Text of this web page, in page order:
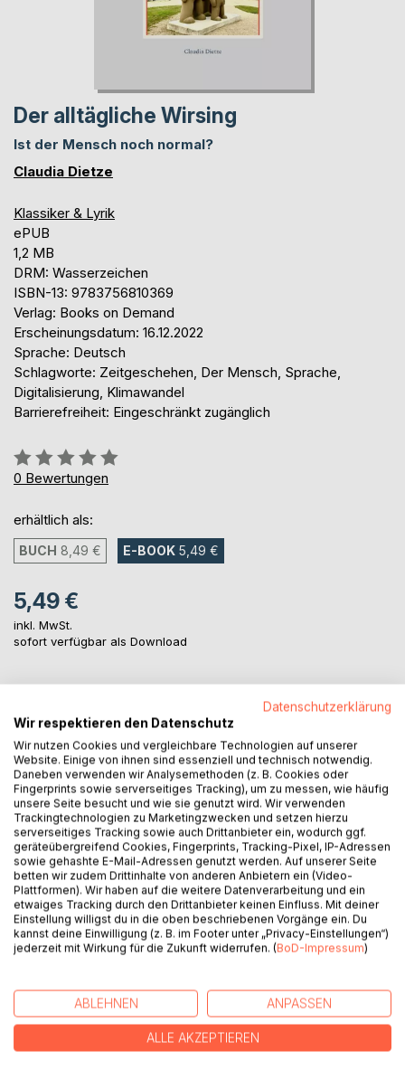
Der alltägliche Wirsing
Ist der Mensch noch normal?
Claudia Dietze
Klassiker & Lyrik
ePUB
1,2 MB
DRM: Wasserzeichen
ISBN-13: 9783756810369
Verlag: Books on Demand
Erscheinungsdatum: 16.12.2022
Sprache: Deutsch
Schlagworte: Zeitgeschehen, Der Mensch, Sprache,
Digitalisierung, Klimawandel
Barrierefreiheit: Eingeschränkt zugänglich
Bewertung::
0%
0 Bewertungen
erhältlich als:
BUCH 8,49 € E-BOOK 5,49 €
5,49 €
inkl. MwSt.
sofort verfügbar als Download
Auf die Merkliste
Titel bewerten
BESCHREIBUNG
Zeitgeschehen unter die Lupe.
Das Ergebnis sind bissige Groll-Gedichte und heitere Gut-
Gelaunt-Verse mit originellen Wortschöpfungen.
Datenschutzerklärung
Wir respektieren den Datenschutz
Wir nutzen Cookies und vergleichbare Technologien auf unserer
Website. Einige von ihnen sind essenziell und technisch notwendig.
Daneben verwenden wir Analysemethoden (z. B. Cookies oder
Fingerprints sowie serverseitiges Tracking), um zu messen, wie häufig
unsere Seite besucht und wie sie genutzt wird. Wir verwenden
Trackingtechnologien zu Marketingzwecken und setzen hierzu
serverseitiges Tracking sowie auch Drittanbieter ein, wodurch ggf.
geräteübergreifend Cookies, Fingerprints, Tracking-Pixel, IP-Adressen
sowie gehashte E-Mail-Adressen genutzt werden. Auf unserer Seite
betten wir zudem Drittinhalte von anderen Anbietern ein (Video-
Plattformen). Wir haben auf die weitere Datenverarbeitung und ein
etwaiges Tracking durch den Drittanbieter keinen Einfluss. Mit deiner
Einstellung willigst du in die oben beschriebenen Vorgänge ein. Du
kannst deine Einwilligung (z. B. im Footer unter „Privacy-Einstellungen“)
jederzeit mit Wirkung für die Zukunft widerrufen. (BoD-Impressum)
ABLEHNEN ANPASSEN
ALLE AKZEPTIEREN